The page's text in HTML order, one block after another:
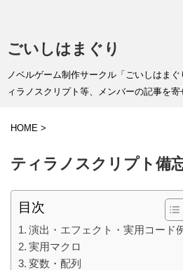
ごいしはまぐり
ノベルゲーム制作サークル「ごいしはま
ィラノスクリプト等、メンバーの記事を寄
HOME >
ティラノスクリプト備
目次
演出・エフェクト・実用コード
実用マクロ
変数・配列